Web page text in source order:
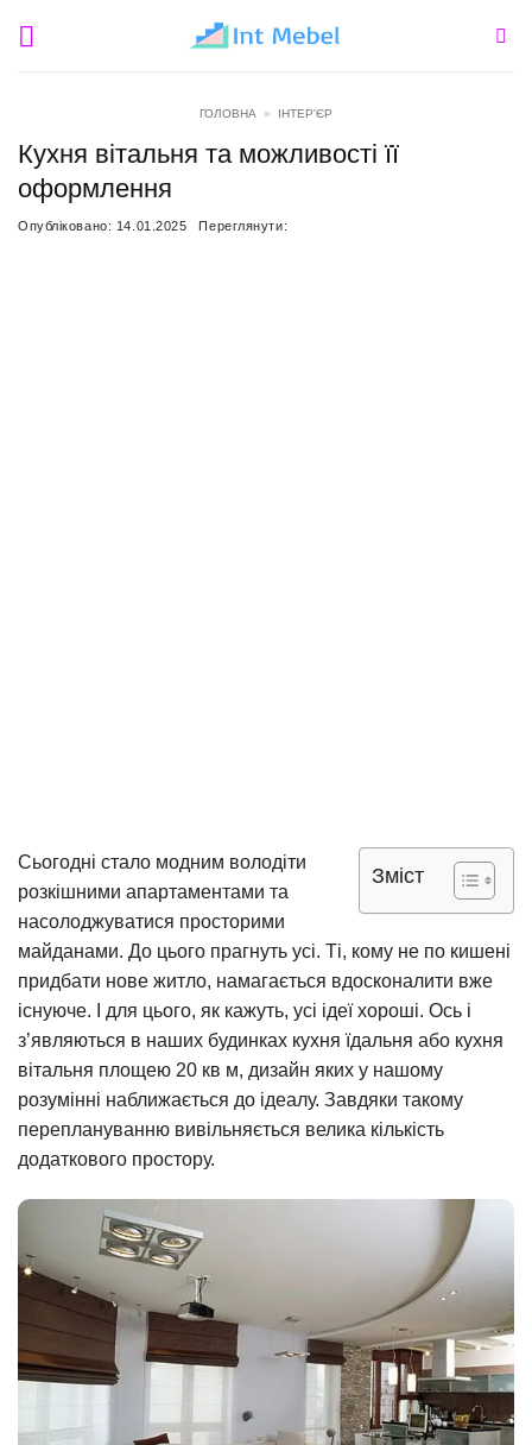
ГОЛОВНА » ІНТЕР'ЄР
Кухня вітальня та можливості її
оформлення
Опубліковано: 14.01.2025 Переглянути:
Зміст
Сьогодні стало модним володіти
розкішними апартаментами та
насолоджуватися просторими
майданами. До цього прагнуть усі. Ті, кому не по кишені
придбати нове житло, намагається вдосконалити вже
існуюче. І для цього, як кажуть, усі ідеї хороші. Ось і
з’являються в наших будинках кухня їдальня або кухня
вітальня площею 20 кв м, дизайн яких у нашому
розумінні наближається до ідеалу. Завдяки такому
переплануванню вивільняється велика кількість
додаткового простору.